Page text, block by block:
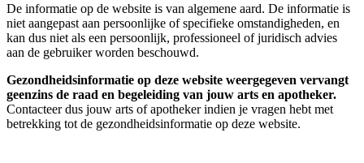
De informatie op de website is van algemene aard. De informatie is
niet aangepast aan persoonlijke of specifieke omstandigheden, en
kan dus niet als een persoonlijk, professioneel of juridisch advies
aan de gebruiker worden beschouwd.
Gezondheidsinformatie op deze website weergegeven vervangt
geenzins de raad en begeleiding van jouw arts en apotheker.
Contacteer dus jouw arts of apotheker indien je vragen hebt met
betrekking tot de gezondheidsinformatie op deze website.